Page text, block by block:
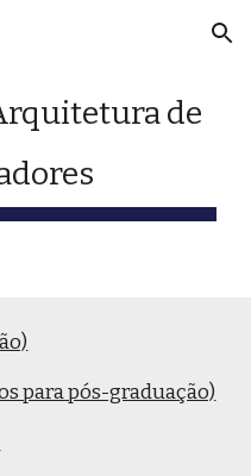
Skip to navigation
de
para pós-graduação)